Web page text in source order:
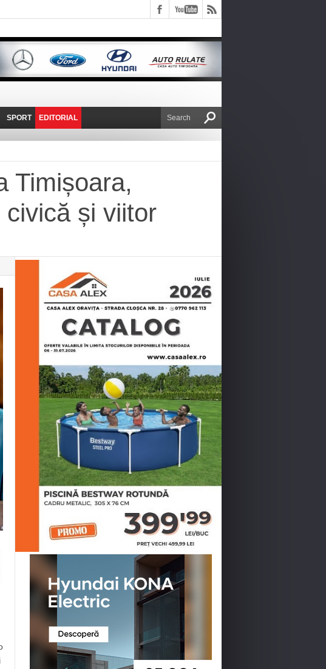
DE VIAȚĂ
SPORT EDITORIAL
DE VICTOR NAFIRU
Timișoara,
și viitor